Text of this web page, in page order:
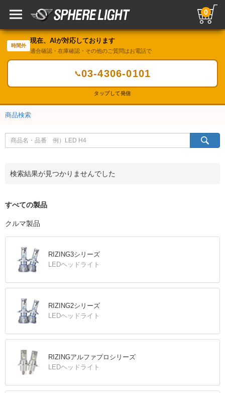
0
時間外
現在、AIが対応しております
適合確認・在庫確認・その他のご質問はお電話で
📞03-4306-0101
タップして発信
商品検索
検索結果が見つかりませんでした
すべての製品
クルマ製品
RIZING3シリーズ
LEDヘッドライト
RIZING2シリーズ
LEDヘッドライト
RIZINGアルファプロシリーズ
LEDヘッドライト